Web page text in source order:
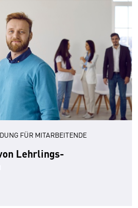
FÜR MITARBEITENDE
Lehrlings-